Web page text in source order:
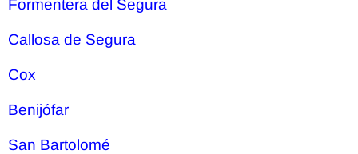
Formentera del Segura
Callosa de Segura
Cox
Benijófar
San Bartolomé